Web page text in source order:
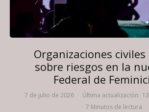
Organizaciones
sobre riesgos en la
Federal de
7 de julio de 2026 · Última actualización:
· 7 Minutos de lectura